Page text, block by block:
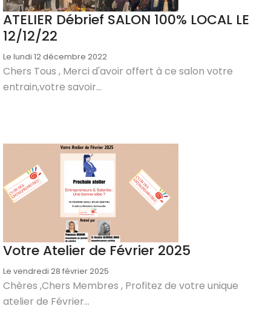
ATELIER Débrief SALON 100% LOCAL LE
12/12/22
Le lundi 12 décembre 2022
Chers Tous , Merci d'avoir offert à ce salon votre
entrain,votre savoir...
Votre Atelier de Février 2025
Le vendredi 28 février 2025
Chères ,Chers Membres , Profitez de votre unique
atelier de Février...